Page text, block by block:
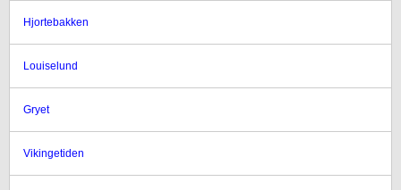
Hjortebakken
Louiselund
Gryet
Vikingetiden